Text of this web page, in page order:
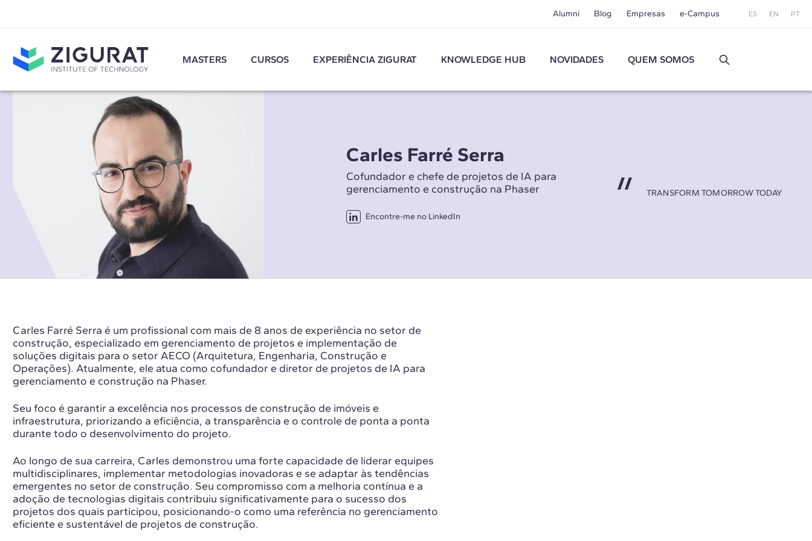
Alumni Blog Empresas e-Campus ES EN PT
MASTERS CURSOS EXPERIÊNCIA ZIGURAT KNOWLEDGE HUB NOVIDADES QUEM SOMOS
Carles Farré Serra
Cofundador e chefe de projetos de IA para
gerenciamento e construção na Phaser
Encontre-me no LinkedIn
TRANSFORM TOMORROW TODAY
Carles Farré Serra é um profissional com mais de 8 anos de experiência no setor de
construção, especializado em gerenciamento de projetos e implementação de
soluções digitais para o setor AECO (Arquitetura, Engenharia, Construção e
Operações). Atualmente, ele atua como cofundador e diretor de projetos de IA para
gerenciamento e construção na Phaser.
Seu foco é garantir a excelência nos processos de construção de imóveis e
infraestrutura, priorizando a eficiência, a transparência e o controle de ponta a ponta
durante todo o desenvolvimento do projeto.
Ao longo de sua carreira, Carles demonstrou uma forte capacidade de liderar equipes
multidisciplinares, implementar metodologias inovadoras e se adaptar às tendências
emergentes no setor de construção. Seu compromisso com a melhoria contínua e a
adoção de tecnologias digitais contribuiu significativamente para o sucesso dos
projetos dos quais participou, posicionando-o como uma referência no gerenciamento
eficiente e sustentável de projetos de construção.